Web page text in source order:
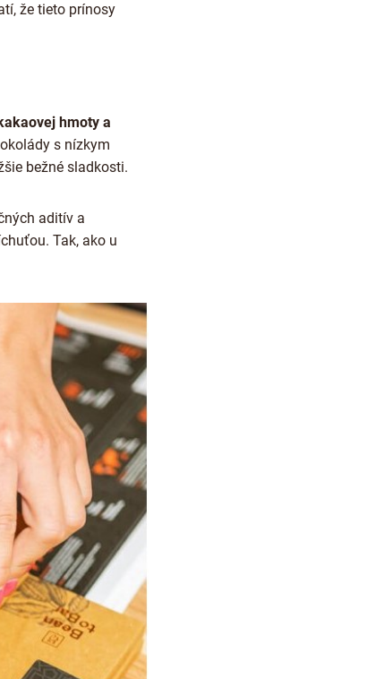
že tieto prínosy
hmoty a
s nízkym
bežné sladkosti.
aditív a
Tak, ako u